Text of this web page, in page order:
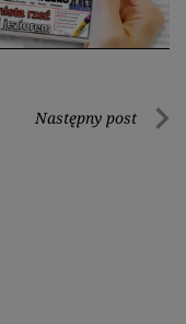
Następny post